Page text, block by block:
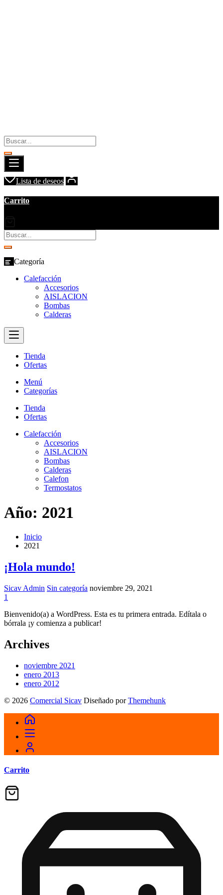
Lista de deseos
Carrito
Categoría
Calefacción
Accesorios
AISLACION
Bombas
Calderas
Tienda
Ofertas
Menú
Categorías
Tienda
Ofertas
Calefacción
Accesorios
AISLACION
Bombas
Calderas
Calefon
Termostatos
Año: 2021
Inicio
2021
¡Hola mundo!
Sicav Admin Sin categoría noviembre 29, 2021
1
Bienvenido(a) a WordPress. Esta es tu primera entrada. Edítala o
bórrala ¡y comienza a publicar!
Archives
noviembre 2021
enero 2013
enero 2012
© 2026 Comercial Sicav Diseñado por Themehunk
Carrito